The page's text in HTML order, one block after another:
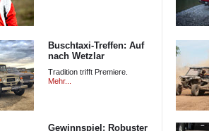
Buschtaxi-Treffen: Auf
nach Wetzlar
Tradition trifft Premiere.
Mehr...
Gewinnspiel: Robuster